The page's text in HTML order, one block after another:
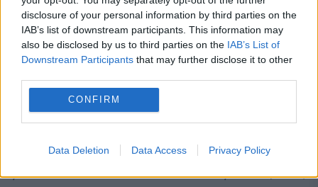
disclosure of your personal information by third parties on the
IAB’s list of downstream participants. This information may
also be disclosed by us to third parties on the IAB’s List of
Downstream Participants that may further disclose it to other
CONFIRM
Data Deletion Data Access Privacy Policy
Exclusiv. Europa trage la război,
românul vrea să fie pace. Dan Puric:
„N-au murit destui copii?” Video
19 IANUARIE 2023
Dacă Lev Tolstoi și-ar fi rescris capodopera
în zilele noastre, aceasta s-ar numi „Război